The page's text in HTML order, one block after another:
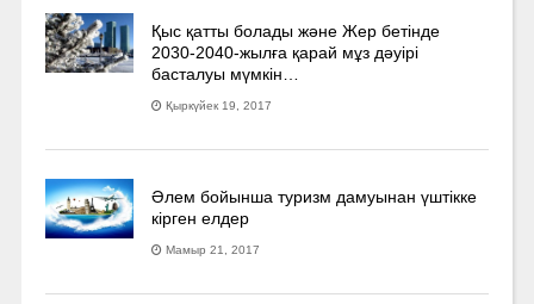
Қыс қатты болады және Жер бетінде
2030-2040­-жылға қарай мұз дәуірі
басталуы мүмкін…
Қыркүйек 19, 2017
Әлем бойынша туризм дамуынан үштікке
кірген елдер
Мамыр 21, 2017